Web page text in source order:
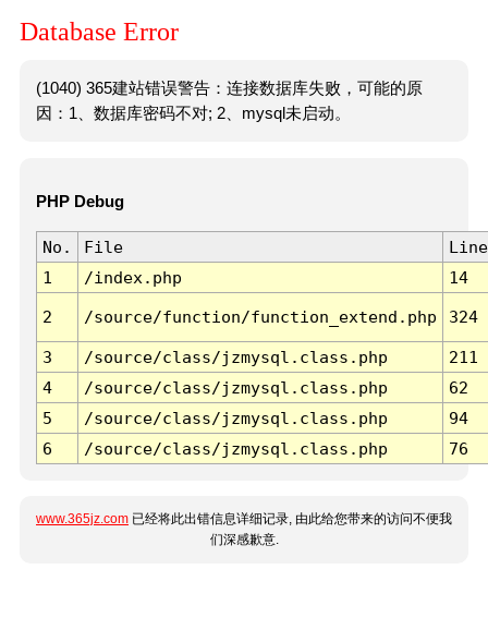
Database Error
(1040) 365建站错误警告：连接数据库失败，可能的原
因：1、数据库密码不对; 2、mysql未启动。
PHP Debug
No. File
Line
1
/index.php 14
2 /source/function/function_extend.php 324
3 /source/class/jzmysql.class.php
211
4
/source/class/jzmysql.class.php
62
5
/source/class/jzmysql.class.php
94
6
/source/class/jzmysql.class.php 76
www.365jz.com 已经将此出错信息详细记录, 由此给您带来的访问不便我
们深感歉意.